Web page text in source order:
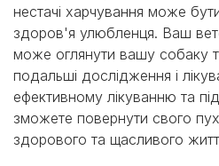
нестачі харчування може
здоров'я улюбленця. Ваш
може оглянути вашу собаку
подальші дослідження і
ефективному лікуванню та
зможете повернути свого
здорового та щасливого